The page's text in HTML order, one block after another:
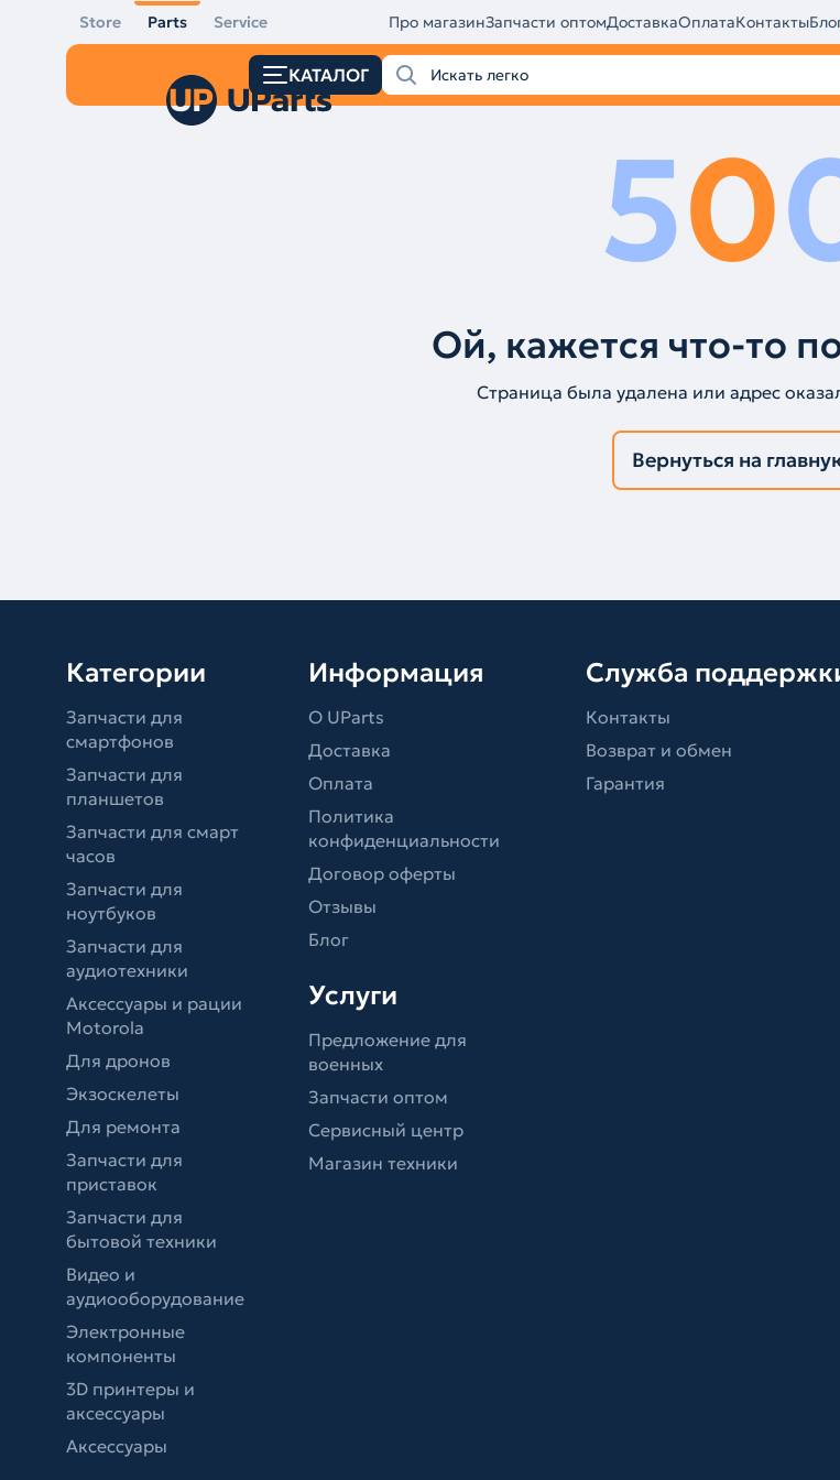
Store Parts Service Про магазинЗапчасти оптомДоставкаОплатаКонтакты
КАТАЛОГ
50
Ой, кажется что-то
Страница была удалена или адрес
Вернуться на
Категории
Запчасти для
смартфонов
Запчасти для
планшетов
Запчасти для смарт
часов
Запчасти для
ноутбуков
Запчасти для
аудиотехники
Аксессуары и рации
Motorola
Для дронов
Экзоскелеты
Для ремонта
Запчасти для
приставок
Запчасти для
бытовой техники
Видео и
аудиооборудование
Электронные
компоненты
3D принтеры и
аксессуары
Аксессуары
Информация
О UParts
Доставка
Оплата
Политика
конфиденциальности
Договор оферты
Отзывы
Блог
Услуги
Предложение для
военных
Запчасти оптом
Сервисный центр
Магазин техники
Служба
Контакты
Возврат и обмен
Гарантия